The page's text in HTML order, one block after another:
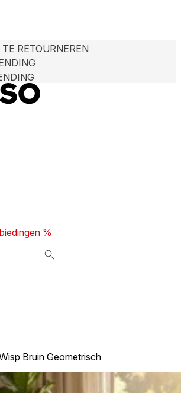
RETOURNEREN
%
Bruin Geometrisch
cookies om inhoud en advertenties te
informatie combineren met andere gegevens die u
cookies zijn essentieel voor de
zoals uw voorkeurstaal of de regio waar u zich
zijn voor de individuele gebruiker en
geclassificeerde cookies zijn cookies die in het